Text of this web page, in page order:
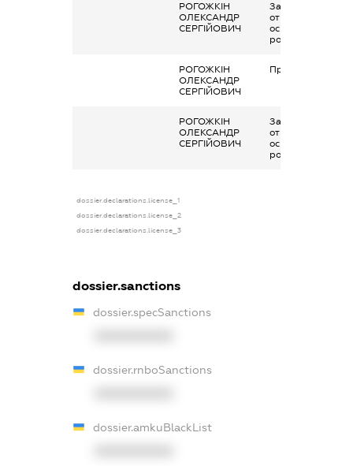
РОГОЖКІН
ОЛЕКСАНДР
СЕРГІЙОВИЧ
Заробітна плата
отримана за
основним місцем
роботи
РОГОЖКІН
ОЛЕКСАНДР
СЕРГІЙОВИЧ
Приз
РОГОЖКІН
ОЛЕКСАНДР
СЕРГІЙОВИЧ
Заробітна плата
отримана за
основним місцем
роботи
dossier.declarations.license_1
dossier.declarations.license_2
dossier.declarations.license_3
dossier.sanctions
dossier.specSanctions
dossier.rnboSanctions
dossier.amkuBlackList